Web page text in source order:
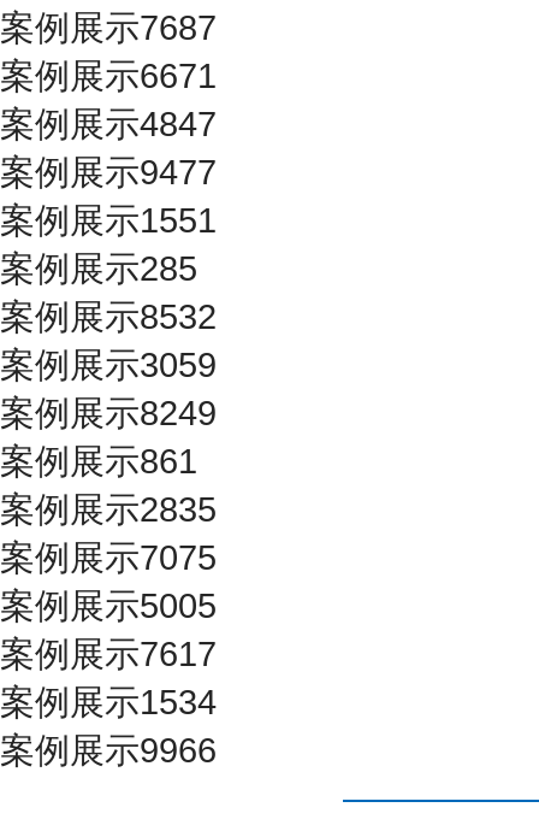
案例展示7687
案例展示6671
案例展示4847
案例展示9477
案例展示1551
案例展示285
案例展示8532
案例展示3059
案例展示8249
案例展示861
案例展示2835
案例展示7075
案例展示5005
案例展示7617
案例展示1534
案例展示9966